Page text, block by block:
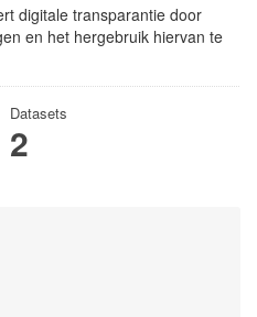
digitale transparantie door
en het hergebruik hiervan te
Datasets
2